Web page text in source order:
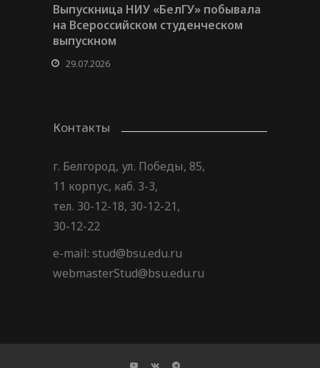
Выпускница НИУ «БелГУ» побывала
на Всероссийском студенческом
выпускном
29.07.2026
Контакты
г. Белгород, ул. Победы, 85,
11 корпус, каб. 3-3,
тел. 30-12-18, 30-12-21,
30-12-22
e-mail: stud@bsu.edu.ru
webmasterStud@bsu.edu.ru